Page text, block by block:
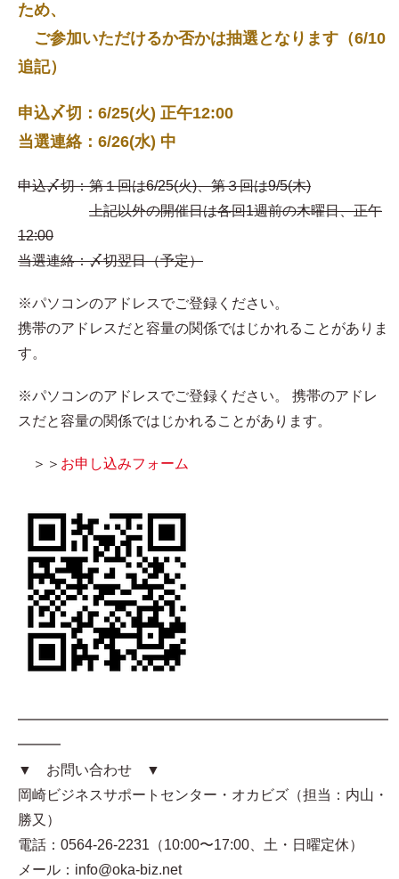
ため、
ご参加いただけるか否かは抽選となります（6/10
追記）
申込〆切：6/25(火) 正午12:00
当選連絡：6/26(水) 中
申込〆切：第１回は6/25(火)、第３回は9/5(木)
上記以外の開催日は各回1週前の木曜日、正午
12:00
当選連絡：〆切翌日（予定）
※パソコンのアドレスでご登録ください。
携帯のアドレスだと容量の関係ではじかれることがありま
す。
※パソコンのアドレスでご登録ください。 携帯のアドレ
スだと容量の関係ではじかれることがあります。
＞＞ お申し込みフォーム
━━━━━━━━━━━━━━━━━━━━━━━━━━
━━━
▼ お問い合わせ ▼
岡崎ビジネスサポートセンター・オカビズ（担当：内山・
勝又）
電話：0564-26-2231（10:00〜17:00、土・日曜定休）
メール：info@oka-biz.net